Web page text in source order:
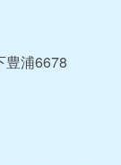
豊浦6678